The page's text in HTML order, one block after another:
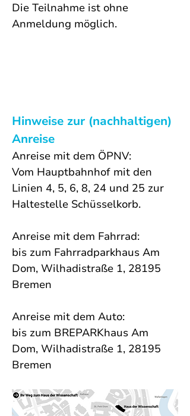
Die Teilnahme ist ohne
Anmeldung möglich.
Hinweise zur (nachhaltigen)
Anreise
Anreise mit dem ÖPNV:
Vom Hauptbahnhof mit den
Linien 4, 5, 6, 8, 24 und 25 zur
Haltestelle Schüsselkorb.
Anreise mit dem Fahrrad:
bis zum Fahrradparkhaus Am
Dom, Wilhadistraße 1, 28195
Bremen
Anreise mit dem Auto:
bis zum BREPARKhaus Am
Dom, Wilhadistraße 1, 28195
Bremen